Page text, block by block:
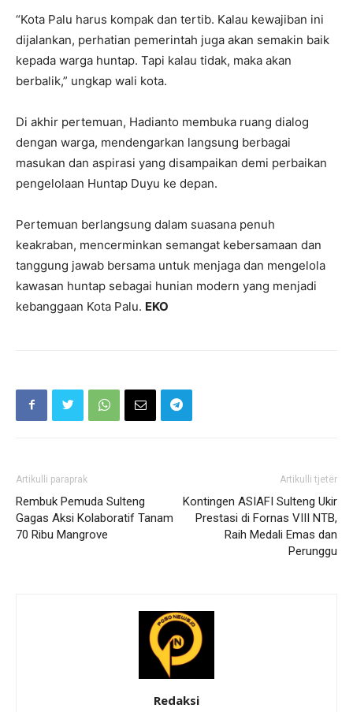
“Kota Palu harus kompak dan tertib. Kalau kewajiban ini
dijalankan, perhatian pemerintah juga akan semakin baik
kepada warga huntap. Tapi kalau tidak, maka akan
berbalik,” ungkap wali kota.
Di akhir pertemuan, Hadianto membuka ruang dialog
dengan warga, mendengarkan langsung berbagai
masukan dan aspirasi yang disampaikan demi perbaikan
pengelolaan Huntap Duyu ke depan.
Pertemuan berlangsung dalam suasana penuh
keakraban, mencerminkan semangat kebersamaan dan
tanggung jawab bersama untuk menjaga dan mengelola
kawasan huntap sebagai hunian modern yang menjadi
kebanggaan Kota Palu. EKO
Artikulli paraprak
Rembuk Pemuda Sulteng
Gagas Aksi Kolaboratif Tanam
70 Ribu Mangrove
Artikulli tjetër
Kontingen ASIAFI Sulteng Ukir
Prestasi di Fornas VIII NTB,
Raih Medali Emas dan
Perunggu
Redaksi